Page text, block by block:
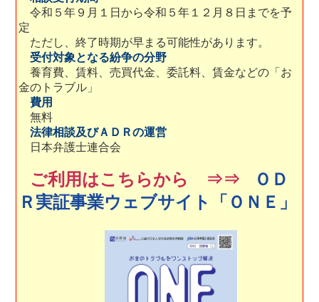
令和５年９月１日から令和５年１２月８日までを予
定
ただし、終了時期が早まる可能性があります。
受付対象となる紛争の分野
養育費、賃料、売買代金、委託料、賃金などの「お
金のトラブル」
費用
無料
法律相談及びＡＤＲの運営
日本弁護士連合会
ご利用はこちらから ⇒⇒
ＯＤ
Ｒ実証事業ウェブサイト「ＯＮＥ」